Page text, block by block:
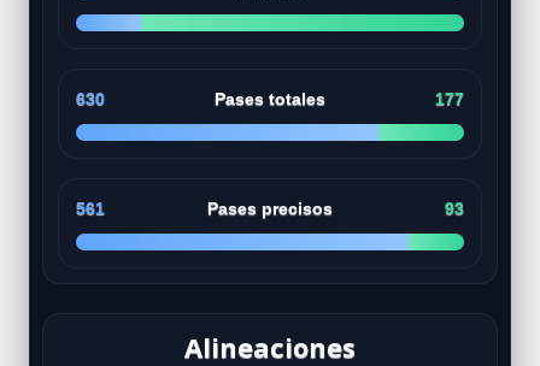
630 Pases totales 177
561 Pases precisos 93
Alineaciones